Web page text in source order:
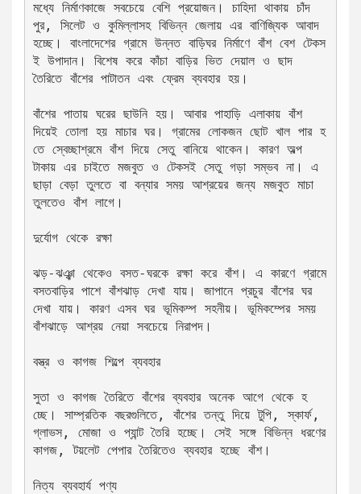
মধ্যে নির্মাণকাজে সবচেয়ে বেশি প্রয়োজন। চাহিদা থাকায় চাঁদ
পুর, সিলেট ও কুমিল্লাসহ বিভিন্ন জেলায় এর বাণিজ্যিক আবাদ
হচ্ছে। বাংলাদেশের গ্রামে উন্নত বাড়িঘর নির্মাণে বাঁশ বেশ টেকস
ই উপাদান। বিশেষ করে কাঁচা বাড়ির ভিত দেয়াল ও ছাদ
তৈরিতে বাঁশের পাটাতন এবং ফ্রেম ব্যবহার হয়।
বাঁশের পাতায় ঘরের ছাউনি হয়। আবার পাহাড়ি এলাকায় বাঁশ
দিয়েই তোলা হয় মাচার ঘর। গ্রামের লোকজন ছোট খাল পার হ
তে স্বেচ্ছাশ্রমে বাঁশ দিয়ে সেতু বানিয়ে থাকেন। কারণ অল্প
টাকায় এর চাইতে মজবুত ও টেকসই সেতু গড়া সম্ভব না। এ
ছাড়া বেড়া তুলতে বা বন্যার সময় আশ্রয়ের জন্য মজবুত মাচা
তুলতেও বাঁশ লাগে।
দুর্যোগ থেকে রক্ষা
ঝড়-ঝঞ্ঝা থেকেও বসত-ঘরকে রক্ষা করে বাঁশ। এ কারণে গ্রামে
বসতবাড়ির পাশে বাঁশঝাড় দেখা যায়। জাপানে প্রচুর বাঁশের ঘর
দেখা যায়। কারণ এসব ঘর ভূমিকম্প সহনীয়। ভূমিকম্পের সময়
বাঁশঝাড়ে আশ্রয় নেয়া সবচেয়ে নিরাপদ।
বস্ত্র ও কাগজ শিল্পে ব্যবহার
সুতা ও কাগজ তৈরিতে বাঁশের ব্যবহার অনেক আগে থেকে হ
চ্ছে। সাম্প্রতিক বছরগুলিতে, বাঁশের তন্তু দিয়ে টুপি, স্কার্ফ,
গ্লাভস, মোজা ও প্যান্ট তৈরি হচ্ছে। সেই সঙ্গে বিভিন্ন ধরণের
কাগজ, টয়লেট পেপার তৈরিতেও ব্যবহার হচ্ছে বাঁশ।
নিত্য ব্যবহার্য পণ্য